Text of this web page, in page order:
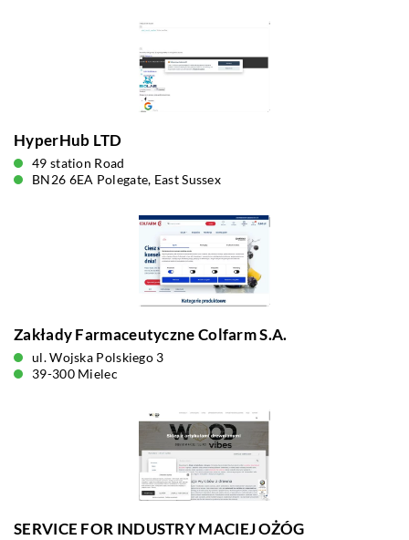
HyperHub LTD
49 station Road
BN26 6EA Polegate, East Sussex
Zakłady Farmaceutyczne Colfarm S.A.
ul. Wojska Polskiego 3
39-300 Mielec
SERVICE FOR INDUSTRY MACIEJ OŻÓG